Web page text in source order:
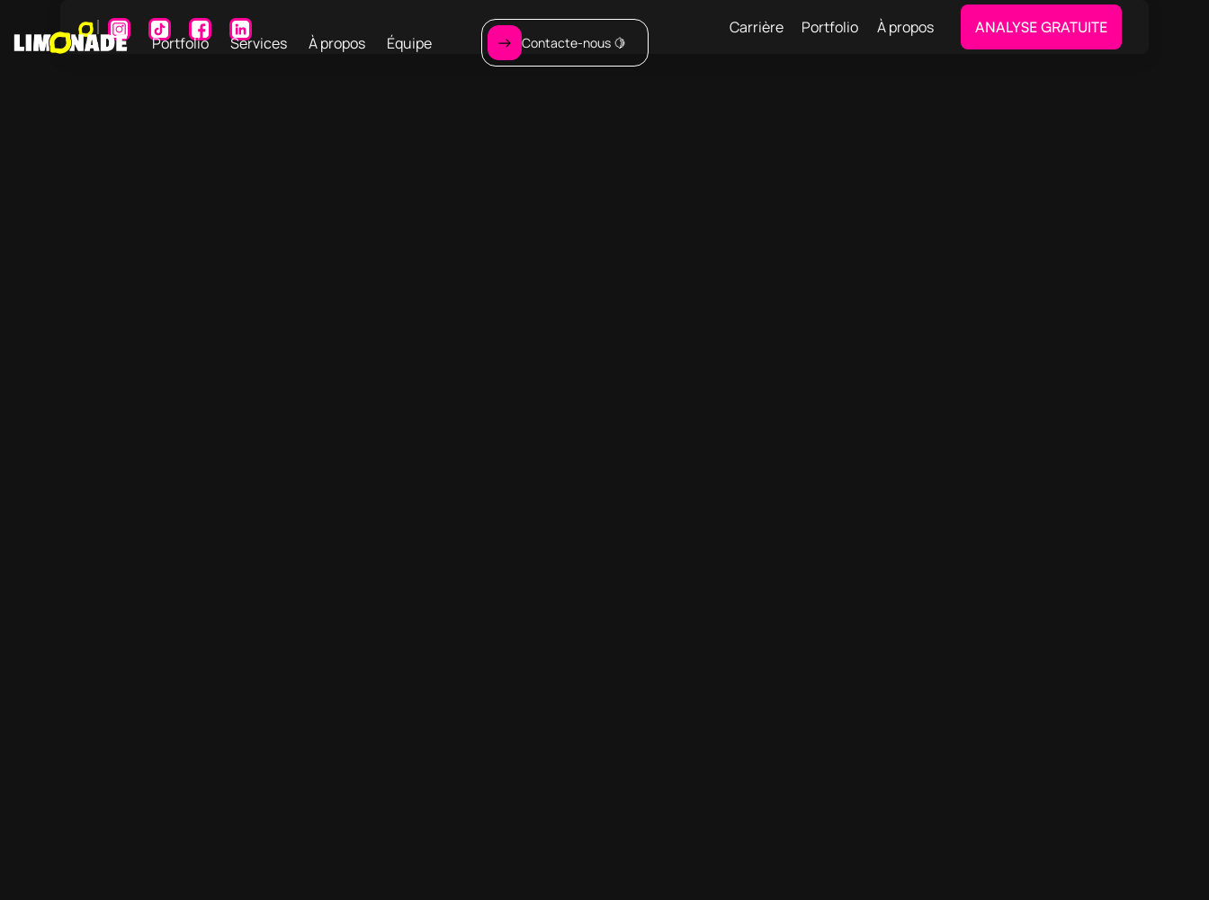
Portfolio Services À propos Équipe Contacte-nous 🍋
Carrière Portfolio À propos ANALYSE GRATUITE